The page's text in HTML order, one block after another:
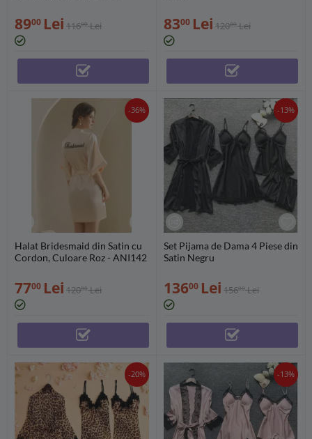
8900 Lei 11600 Lei 8300 Lei 12000 Lei
-36%
Halat Bridesmaid din Satin cu
Cordon, Culoare Roz - ANI142
7700 Lei 12000 Lei
-13%
Set Pijama de Dama 4 Piese din
Satin Negru
13600 Lei 15600 Lei
-20% -13%